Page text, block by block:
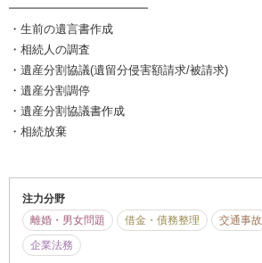
━━━━━━━━━━━━
・生前の遺言書作成
・相続人の調査
・遺産分割協議(遺留分侵害額請求/被請求)
・遺産分割調停
・遺産分割協議書作成
・相続放棄
注力分野
離婚・男女問題
借金・債務整理 交通事故
企業法務